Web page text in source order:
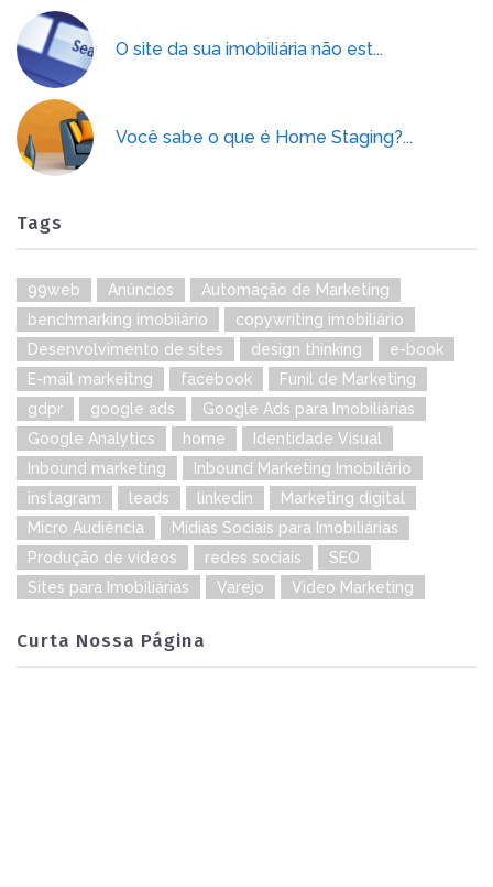
O site da sua imobiliária não est...
Você sabe o que é Home Staging?...
Tags
99web Anúncios
Automação de Marketing
benchmarking imobiiário
copywriting imobiliário
Desenvolvimento de sites
design thinking
e-book
E-mail markeitng
facebook
Funil de Marketing
gdpr
google ads
Google Ads para Imobiliárias
Google Analytics
home
Identidade Visual
Inbound marketing
Inbound Marketing Imobiliário
instagram
leads linkedin
Marketing digital
Micro Audiência
Mídias Sociais para Imobiliárias
Produção de vídeos
redes sociais
SEO
Sites para Imobiliárias
Varejo Video Marketing
Curta Nossa Página